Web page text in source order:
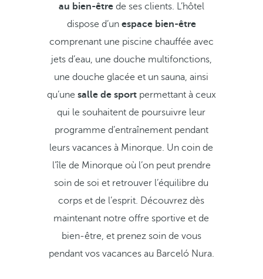
au bien-êtrede ses clients. L’hôtel
dispose d’un espace bien-être
comprenant une piscine chauffée avec
jets d’eau, une douche multifonctions,
une douche glacée et un sauna, ainsi
qu’une salle de sportpermettant à ceux
qui le souhaitent de poursuivre leur
programme d’entraînement pendant
leurs vacances à Minorque. Un coin de
l’île de Minorque où l’on peut prendre
soin de soi et retrouver l’équilibre du
corps et de l’esprit. Découvrez dès
maintenant notre offre sportive et de
bien-être, et prenez soin de vous
pendant vos vacances au Barceló Nura.